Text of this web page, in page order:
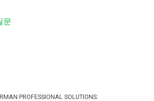
문
PROFESSIONAL SOLUTIONS: